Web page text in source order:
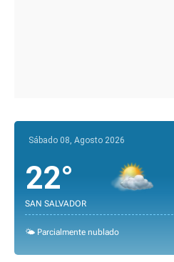
Sábado 08, Agosto 2026
22°
SAN SALVADOR
🌤️ Parcialmente nublado